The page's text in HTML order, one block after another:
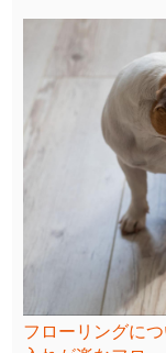
フローリングに